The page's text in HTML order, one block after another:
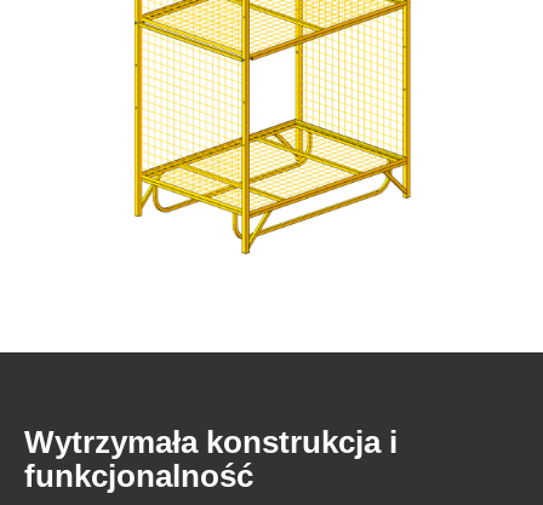
Wytrzymała konstrukcja i
funkcjonalność